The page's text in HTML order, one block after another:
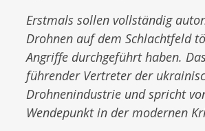
Erstmals sollen vollständig
Drohnen auf dem Schlachtfeld
Angriffe durchgeführt haben.
führender Vertreter der
Drohnenindustrie und spricht
Wendepunkt in der modernen